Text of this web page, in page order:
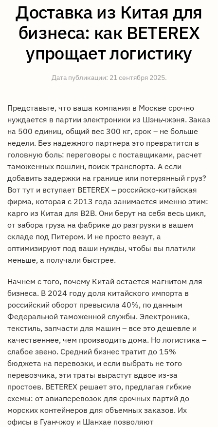
Доставка из Китая для
бизнеса: как BETEREX
упрощает логистику
Дата публикации: 21 сентября 2025.
Представьте, что ваша компания в Москве срочно
нуждается в партии электроники из Шэньчжэня. Заказ
на 500 единиц, общий вес 300 кг, срок – не больше
недели. Без надежного партнера это превратится в
головную боль: переговоры с поставщиками, расчет
таможенных пошлин, поиск транспорта. А если
добавить задержки на границе или потерянный груз?
Вот тут и вступает BETEREX – российско-китайская
фирма, которая с 2013 года занимается именно этим:
карго из Китая для B2B. Они берут на себя весь цикл,
от забора груза на фабрике до разгрузки в вашем
складе под Питером. И не просто везут, а
оптимизируют под ваши нужды, чтобы вы платили
меньше, а получали быстрее.
Начнем с того, почему Китай остается магнитом для
бизнеса. В 2024 году доля китайского импорта в
российский оборот превысила 40%, по данным
Федеральной таможенной службы. Электроника,
текстиль, запчасти для машин – все это дешевле и
качественнее, чем производить дома. Но логистика –
слабое звено. Средний бизнес тратит до 15%
бюджета на перевозки, и если выбрать не того
перевозчика, эти траты вырастут вдвое из-за
простоев. BETEREX решает это, предлагая гибкие
схемы: от авиаперевозок для срочных партий до
морских контейнеров для объемных заказов. Их
офисы в Гуанчжоу и Шанхае позволяют